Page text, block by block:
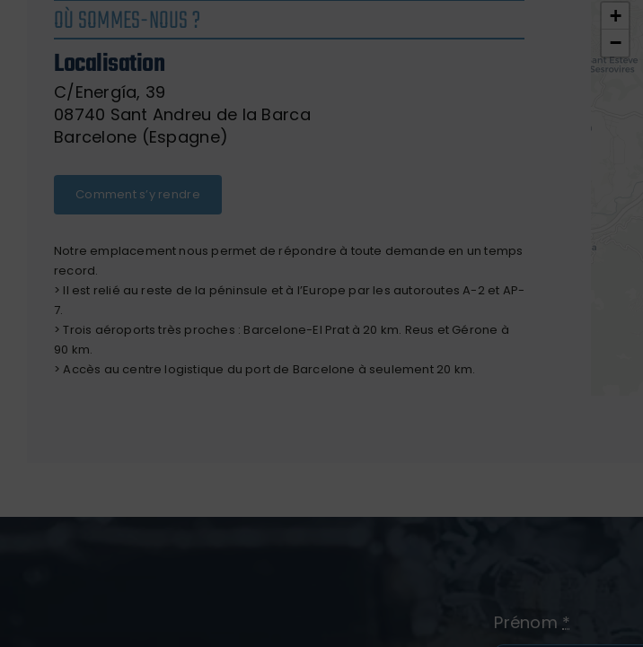
OÙ SOMMES-NOUS ?
Localisation
C/Energía, 39
08740 Sant Andreu de la Barca
Barcelone (Espagne)
Comment s’y rendre
Notre emplacement nous permet de répondre à toute demande en un temps
record.
> Il est relié au reste de la péninsule et à l’Europe par les autoroutes A-2 et AP-
7.
> Trois aéroports très proches : Barcelone-El Prat à 20 km. Reus et Gérone à
90 km.
> Accès au centre logistique du port de Barcelone à seulement 20 km.
+
−
Prénom *